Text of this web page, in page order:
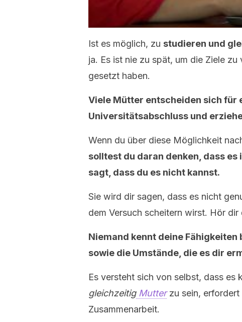
Ist es möglich, zu studieren und
ja. Es ist nie zu spät, um die Ziele
gesetzt haben.
Viele Mütter entscheiden sich für
Universitätsabschluss und
Wenn du über diese Möglichkeit
solltest du daran denken, dass
sagt, dass du es nicht kannst.
Sie wird dir sagen, dass es nicht
dem Versuch scheitern wirst. Hör
Niemand kennt deine
sowie die Umstände, die es dir
Es versteht sich von selbst, dass es
gleichzeitigMutterzu sein, erfordert
Zusammenarbeit.